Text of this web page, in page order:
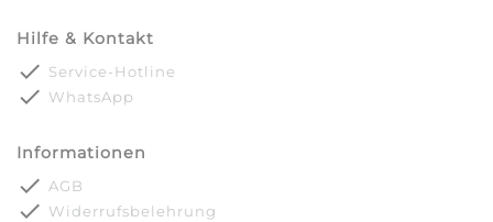
Hilfe & Kontakt
done Service-Hotline
done WhatsApp
Informationen
done AGB
done Widerrufsbelehrung